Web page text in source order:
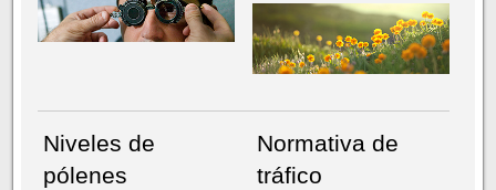
Niveles de
pólenes
Normativa de
tráfico